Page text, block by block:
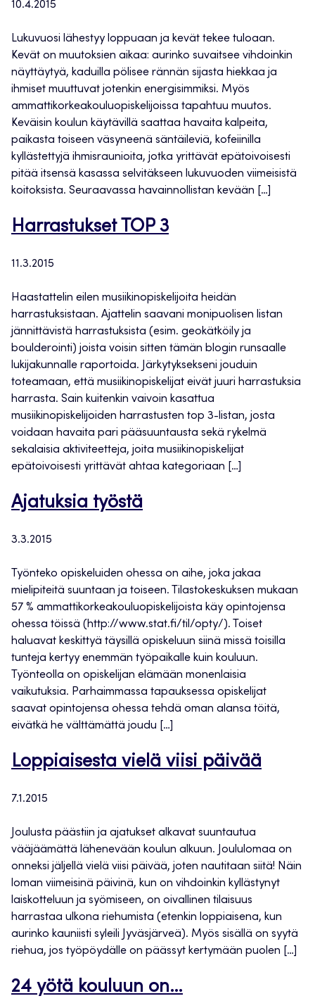
10.4.2015
Lukuvuosi lähestyy loppuaan ja kevät tekee tuloaan.
Kevät on muutoksien aikaa: aurinko suvaitsee vihdoinkin
näyttäytyä, kaduilla pölisee rännän sijasta hiekkaa ja
ihmiset muuttuvat jotenkin energisimmiksi. Myös
ammattikorkeakouluopiskelijoissa tapahtuu muutos.
Keväisin koulun käytävillä saattaa havaita kalpeita,
paikasta toiseen väsyneenä säntäileviä, kofeiinilla
kyllästettyjä ihmisraunioita, jotka yrittävät epätoivoisesti
pitää itsensä kasassa selvitäkseen lukuvuoden viimeisistä
koitoksista. Seuraavassa havainnollistan kevään […]
Harrastukset TOP 3
11.3.2015
Haastattelin eilen musiikinopiskelijoita heidän
harrastuksistaan. Ajattelin saavani monipuolisen listan
jännittävistä harrastuksista (esim. geokätköily ja
boulderointi) joista voisin sitten tämän blogin runsaalle
lukijakunnalle raportoida. Järkytyksekseni jouduin
toteamaan, että musiikinopiskelijat eivät juuri harrastuksia
harrasta. Sain kuitenkin vaivoin kasattua
musiikinopiskelijoiden harrastusten top 3-listan, josta
voidaan havaita pari pääsuuntausta sekä rykelmä
sekalaisia aktiviteetteja, joita musiikinopiskelijat
epätoivoisesti yrittävät ahtaa kategoriaan […]
Ajatuksia työstä
3.3.2015
Työnteko opiskeluiden ohessa on aihe, joka jakaa
mielipiteitä suuntaan ja toiseen. Tilastokeskuksen mukaan
57 % ammattikorkeakouluopiskelijoista käy opintojensa
ohessa töissä (http://www.stat.fi/til/opty/). Toiset
haluavat keskittyä täysillä opiskeluun siinä missä toisilla
tunteja kertyy enemmän työpaikalle kuin kouluun.
Työnteolla on opiskelijan elämään monenlaisia
vaikutuksia. Parhaimmassa tapauksessa opiskelijat
saavat opintojensa ohessa tehdä oman alansa töitä,
eivätkä he välttämättä joudu […]
Loppiaisesta vielä viisi päivää
7.1.2015
Joulusta päästiin ja ajatukset alkavat suuntautua
vääjäämättä lähenevään koulun alkuun. Joululomaa on
onneksi jäljellä vielä viisi päivää, joten nautitaan siitä! Näin
loman viimeisinä päivinä, kun on vihdoinkin kyllästynyt
laiskotteluun ja syömiseen, on oivallinen tilaisuus
harrastaa ulkona riehumista (etenkin loppiaisena, kun
aurinko kauniisti syleili Jyväsjärveä). Myös sisällä on syytä
riehua, jos työpöydälle on päässyt kertymään puolen […]
24 yötä kouluun on…